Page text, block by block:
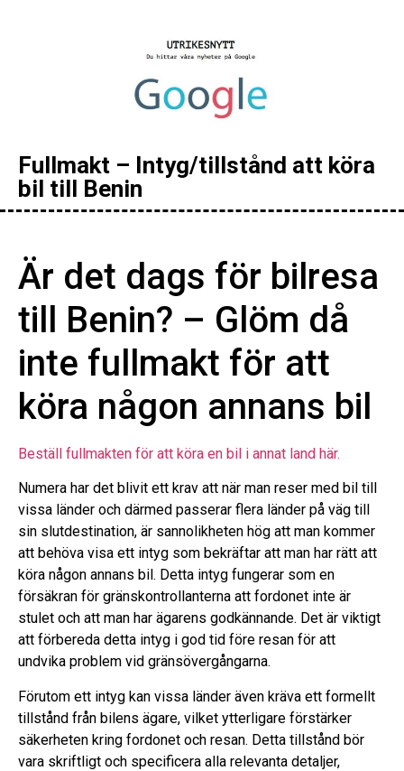
Fullmakt – Intyg/tillstånd att köra
bil till Benin
Är det dags för bilresa
till Benin? – Glöm då
inte fullmakt för att
köra någon annans bil
Beställ fullmakten för att köra en bil i annat land här.
Numera har det blivit ett krav att när man reser med bil till
vissa länder och därmed passerar flera länder på väg till
sin slutdestination, är sannolikheten hög att man kommer
att behöva visa ett intyg som bekräftar att man har rätt att
köra någon annans bil. Detta intyg fungerar som en
försäkran för gränskontrollanterna att fordonet inte är
stulet och att man har ägarens godkännande. Det är viktigt
att förbereda detta intyg i god tid före resan för att
undvika problem vid gränsövergångarna.
Förutom ett intyg kan vissa länder även kräva ett formellt
tillstånd från bilens ägare, vilket ytterligare förstärker
säkerheten kring fordonet och resan. Detta tillstånd bör
vara skriftligt och specificera alla relevanta detaljer,